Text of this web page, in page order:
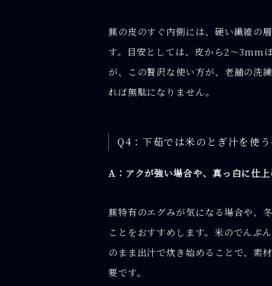
蕪の皮のすぐ内側には、硬い繊維の
す。目安としては、皮から2〜3mm
が、この贅沢な使い方が、老舗の洗
れば無駄になりません。
Q4：下茹では米のとぎ汁を使
A：アクが強い場合や、真っ白に仕
蕪特有のエグみが気になる場合や、
ことをおすすめします。米のでんぷ
のまま出汁で炊き始めることで、素
要です。